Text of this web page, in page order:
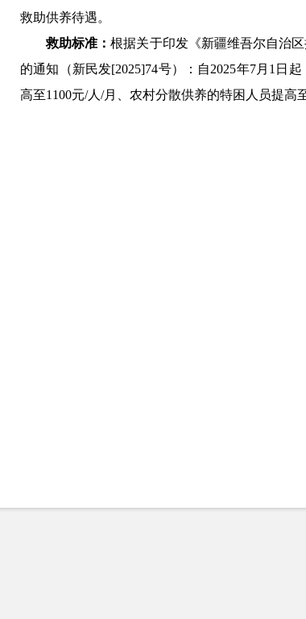
救助供养待遇。
救助标准：根据关于印发《新疆维吾尔自治
的通知（新民发[2025]74号）：自2025年7月1日
高至1100元/人/月、农村分散供养的特困人员提高